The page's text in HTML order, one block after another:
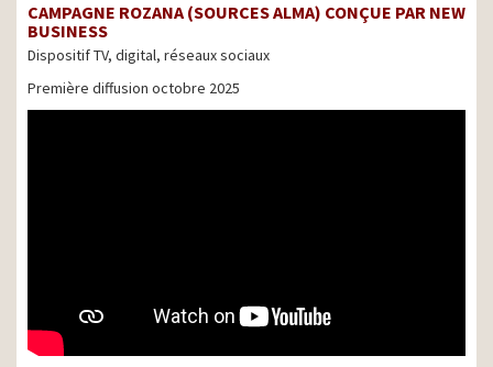
CAMPAGNE ROZANA (SOURCES ALMA) CONÇUE PAR NEW
BUSINESS
Dispositif TV, digital, réseaux sociaux
Première diffusion octobre 2025